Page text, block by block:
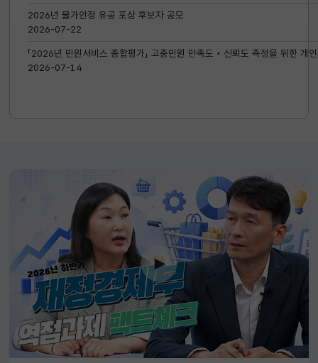
2026년 물가안정 유공 포상 후보자 공모
2026-07-22
「2026년 민원서비스 종합평가」 고충민원 만족도‧신뢰도 측정을 위한 개
2026-07-14